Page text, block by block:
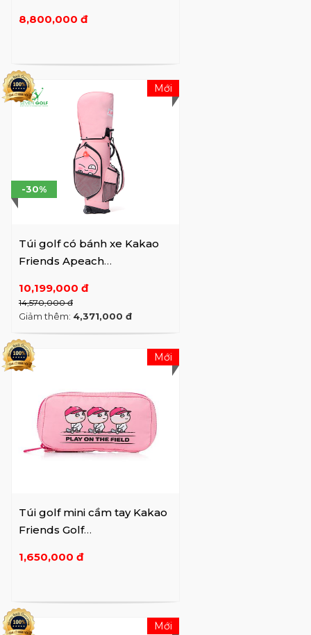
8,800,000 đ
Túi golf có bánh xe Kakao
Friends Apeach
10,199,000 đ
14,570,000 đ
-30%
Giảm thêm: 4,371,000 đ
Mới
Túi golf mini cầm tay Kakao
Friends Golf
1,650,000 đ
Mới
Mới